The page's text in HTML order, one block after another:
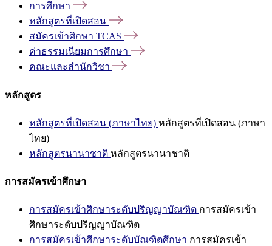
การศึกษา
หลักสูตรที่เปิดสอน
สมัครเข้าศึกษา TCAS
ค่าธรรมเนียมการศึกษา
คณะและสำนักวิชา
หลักสูตร
หลักสูตรที่เปิดสอน (ภาษาไทย) หลักสูตรที่เปิดสอน (ภาษา
ไทย)
หลักสูตรนานาชาติ หลักสูตรนานาชาติ
การสมัครเข้าศึกษา
การสมัครเข้าศึกษาระดับปริญญาบัณฑิต การสมัครเข้า
ศึกษาระดับปริญญาบัณฑิต
การสมัครเข้าศึกษาระดับบัณฑิตศึกษา การสมัครเข้า